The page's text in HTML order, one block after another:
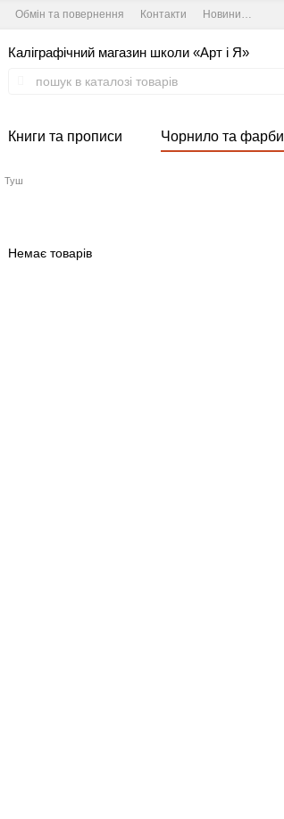
Обмін та повернення Контакти Новини та курси студії
Каліграфічний магазин школи «Арт і Я»
Книги та прописи Чорнило та фарби
Туш
Немає товарів